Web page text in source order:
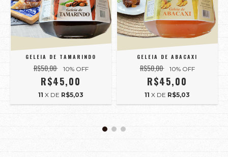
GELEIA DE TAMARINDO
R$50,00 10% OFF
R$45,00
11 X DE R$5,03
GELEIA DE ABACAXI
R$50,00 10% OFF
R$45,00
11 X DE R$5,03